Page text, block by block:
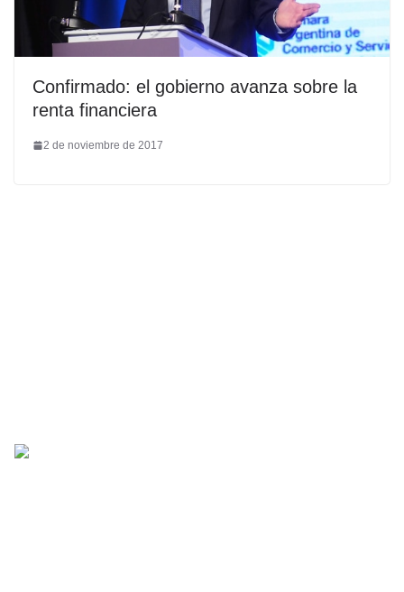
Confirmado: el gobierno avanza sobre la
renta financiera
2 de noviembre de 2017